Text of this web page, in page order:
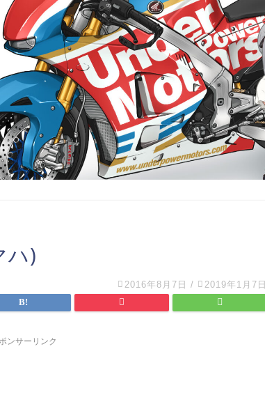
ハ)
2016年8月7日 / 2019年1月7日
ンサーリンク